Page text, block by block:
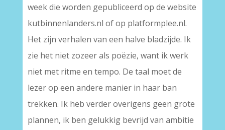
week die worden gepubliceerd op de website
kutbinnenlanders.nl of op platformplee.nl.
Het zijn verhalen van een halve bladzijde. Ik
zie het niet zozeer als poëzie, want ik werk
niet met ritme en tempo. De taal moet de
lezer op een andere manier in haar ban
trekken. Ik heb verder overigens geen grote
plannen, ik ben gelukkig bevrijd van ambitie